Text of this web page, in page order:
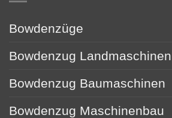
Bowdenzüge
Bowdenzug Landmaschinen
Bowdenzug Baumaschinen
Bowdenzug Maschinenbau